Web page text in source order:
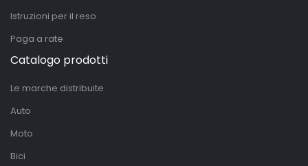
Istruzioni per il reso
Paga a rate
Catalogo prodotti
Le marche distribuite
Auto
Moto
Bici